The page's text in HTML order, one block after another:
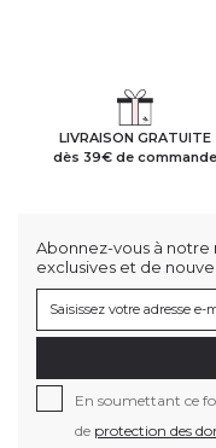
LIVRAISON GRATUITE
dès 39€ de commande
Abonnez-vous à
exclusives et de
En soumettant ce
de protection des